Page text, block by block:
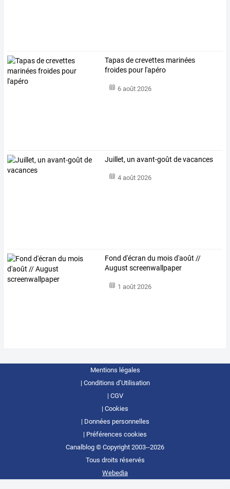
Tapas de crevettes marinées
froides pour l'apéro
6 août 2026
Juillet, un avant-goût de vacances
4 août 2026
Fond d'écran du mois d'août //
August screenwallpaper
1 août 2026
Mentions légales
Conditions d’Utilisation
CGV
Cookies
Données personnelles
Préférences cookies
Canalblog © Copyright 2003--2026
Tous droits réservés
Webedia